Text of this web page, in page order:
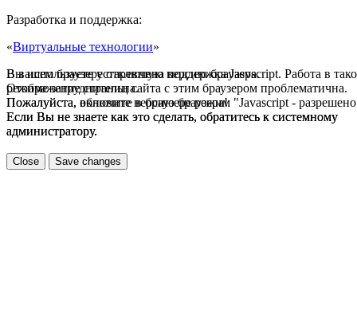
Разработка и поддержка:
«Виртуальные технологии»
В вашем браузере отключена поддержка Jasvscript. Работа в
режиме затруднительна.
Пожалуйста, включите в браузере режим "Javascript -
Если Вы не знаете как это сделать, обратитесь к системному
администратору.
Вы используете устаревшую версию браузера.
Отображение страниц сайта с этим браузером проблематична.
Пожалуйста, обновите версию браузера!
Если Вы не знаете как это сделать, обратитесь к системному
администратору.
Close Save changes